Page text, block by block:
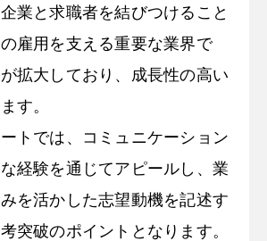
業と求職者を結びつけること
雇用を支える重要な業界で
拡大しており、成長性の高い
す。
トでは、コミュニケーション
経験を通じてアピールし、業
を活かした志望動機を記述す
突破のポイントとなります。